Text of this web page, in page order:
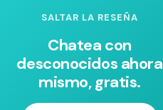
SALTAR LA RESEÑA
Chatea con
desconocidos ahora
mismo, gratis.